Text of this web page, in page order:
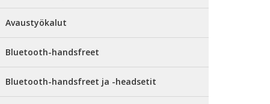
Avaustyökalut
Bluetooth-handsfreet
Bluetooth-handsfreet ja -headsetit